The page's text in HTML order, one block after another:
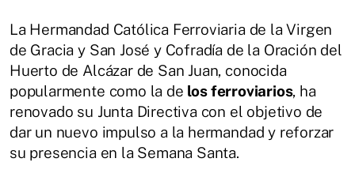
La Hermandad Católica Ferroviaria de la Virgen
de Gracia y San José y Cofradía de la Oración del
Huerto de Alcázar de San Juan, conocida
popularmente como la de los ferroviarios, ha
renovado su Junta Directiva con el objetivo de
dar un nuevo impulso a la hermandad y reforzar
su presencia en la Semana Santa.